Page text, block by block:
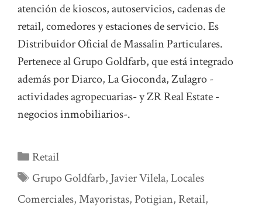
atención de kioscos, autoservicios, cadenas de
retail, comedores y estaciones de servicio. Es
Distribuidor Oficial de Massalin Particulares.
Pertenece al Grupo Goldfarb, que está integrado
además por Diarco, La Gioconda, Zulagro -
actividades agropecuarias- y ZR Real Estate -
negocios inmobiliarios-.
Categorías
Retail
Etiquetas
Grupo Goldfarb, Javier Vilela,Locales
Comerciales,Mayoristas, Potigian, Retail,